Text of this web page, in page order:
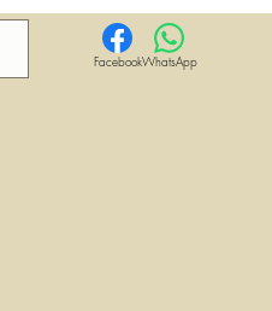
FacebookWhatsApp